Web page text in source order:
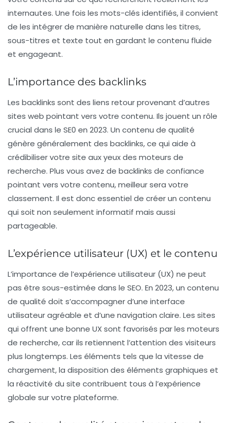
internautes. Une fois les mots-clés identifiés, il convient
de les intégrer de manière naturelle dans les titres,
sous-titres et texte tout en gardant le contenu fluide
et engageant.
L’importance des backlinks
Les backlinks sont des liens retour provenant d’autres
sites web pointant vers votre contenu. Ils jouent un rôle
crucial dans le SE0 en 2023. Un contenu de qualité
génère généralement des backlinks, ce qui aide à
crédibiliser votre site aux yeux des moteurs de
recherche. Plus vous avez de backlinks de confiance
pointant vers votre contenu, meilleur sera votre
classement. Il est donc essentiel de créer un contenu
qui soit non seulement informatif mais aussi
partageable.
L’expérience utilisateur (UX) et le contenu
L’importance de l’expérience utilisateur (UX) ne peut
pas être sous-estimée dans le SEO. En 2023, un contenu
de qualité doit s’accompagner d’une interface
utilisateur agréable et d’une navigation claire. Les sites
qui offrent une bonne UX sont favorisés par les moteurs
de recherche, car ils retiennent l’attention des visiteurs
plus longtemps. Les éléments tels que la vitesse de
chargement, la disposition des éléments graphiques et
la réactivité du site contribuent tous à l’expérience
globale sur votre plateforme.